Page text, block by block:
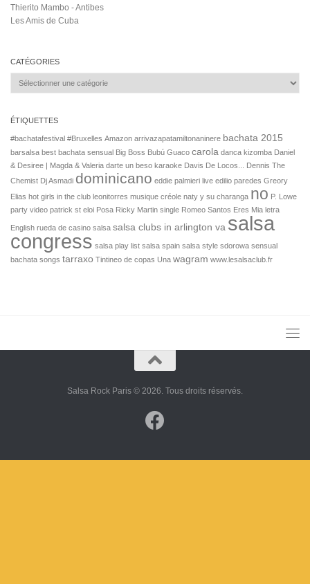
Thierito Mambo - Antibes
Les Amis de Cuba
CATÉGORIES
Catégories
ÉTIQUETTES
#bachatafestival #Bruxelles Amazon arrivazapatamiltonaninere bachata 2015
barsalsa best bachata sensual Big Boss Bubú Guaco carola danca kizomba Daniel
& Desiree | Magda & Valeria darte un beso karaoke Davis De Locos...
Dennis The
Chemist Dj Asmadi dominicano eddie palmieri live edilio paredes Greory
Elias hot girls in the club leonitorres musique créole naty y su charanga no P. Lowe
party video patrick st eloi Posa Ricky Martin single Romeo Santos Eres Mia letra
English rueda de casino salsa salsa clubs in arlington va salsa
congress salsa play list salsa spain salsa style sdorowa sensual
bachata songs tarraxo Tintineo de copas Una wagram www.lesalsaclub.fr
Salsa Rock Paris © 2026. Tous droits réservés.